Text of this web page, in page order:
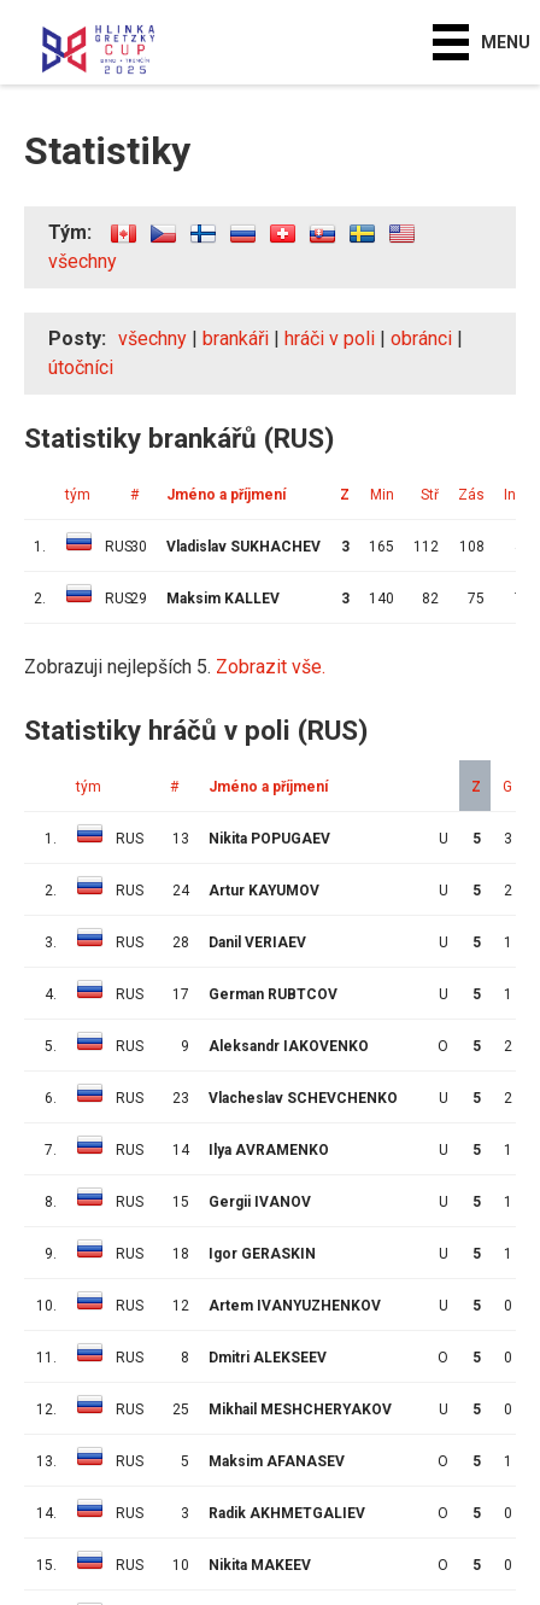
MENU
Statistiky
Tým:
všechny
Posty: všechny | brankáři | hráči v poli | obránci |
útočníci
Statistiky brankářů (RUS)
tým # Jméno a příjmení Z Min Stř Zás Ink
1. RUS30 Vladislav SUKHACHEV 3 165 112 108
2. RUS29 Maksim KALLEV 3 140 82 75 7
Zobrazuji nejlepších 5. Zobrazit vše.
Statistiky hráčů v poli (RUS)
tým # Jméno a příjmení Z G
1. RUS 13 Nikita POPUGAEV U 5 3
2. RUS 24 Artur KAYUMOV U 5 2
3. RUS 28 Danil VERIAEV U 5 1
4. RUS 17 German RUBTCOV U 5 1
5. RUS 9 Aleksandr IAKOVENKO O 5 2
6. RUS 23 Vlacheslav SCHEVCHENKO U 5 2
7. RUS 14 Ilya AVRAMENKO U 5 1
8. RUS 15 Gergii IVANOV U 5 1
9. RUS 18 Igor GERASKIN U 5 1
10. RUS 12 Artem IVANYUZHENKOV U 5 0
11. RUS 8 Dmitri ALEKSEEV O 5 0
12. RUS 25 Mikhail MESHCHERYAKOV U 5 0
13. RUS 5 Maksim AFANASEV O 5 1
14. RUS 3 Radik AKHMETGALIEV O 5 0
15. RUS 10 Nikita MAKEEV O 5 0